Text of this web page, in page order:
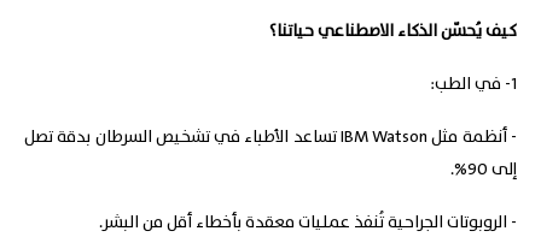
كيف يُحسّن الذكاء الاصطناعي حياتنا؟
1- في الطب:
- أنظمة مثل IBM Watson تساعد الأطباء في تشخيص السرطان بدقة تصل
إلى 90%.
- الروبوتات الجراحية تُنفذ عمليات معقدة بأخطاء أقل من البشر.